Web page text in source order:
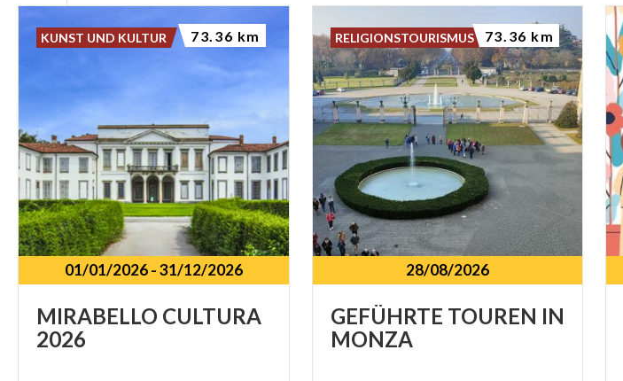
01/01/2026-31/12/2026
MIRABELLO CULTURA
2026
KUNST UND KULTUR 73.36 km
28/08/2026
GEFÜHRTE TOUREN IN
MONZA
RELIGIONSTOURISMUS 73.36 km